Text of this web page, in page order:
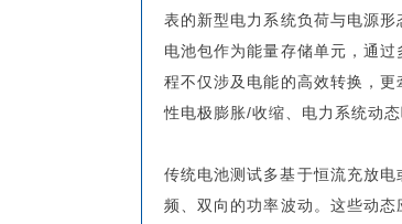
表的新型电力系统负荷与电源
电池包作为能量存储单元，通
程不仅涉及电能的高效转换，
性电极膨胀/收缩、电力系统动
传统电池测试多基于恒流充放
频、双向的功率波动。这些动